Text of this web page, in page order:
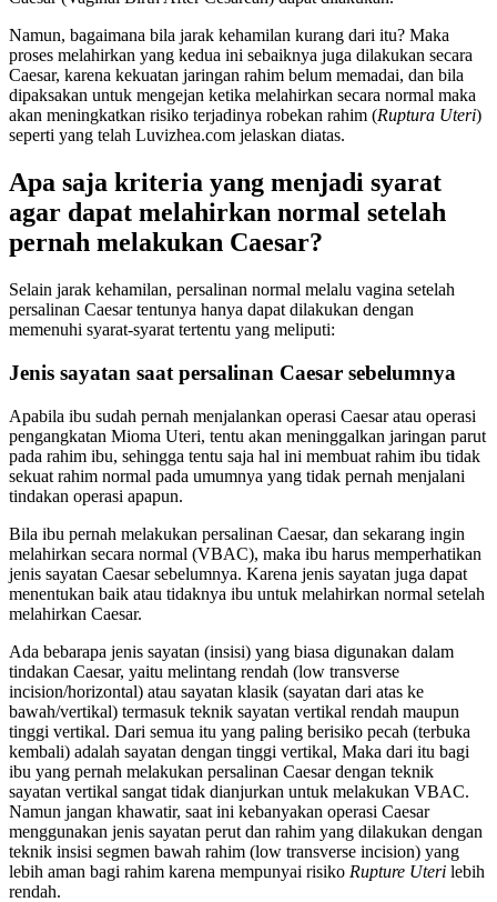
Namun, bagaimana bila jarak kehamilan kurang dari itu? Maka
proses melahirkan yang kedua ini sebaiknya juga dilakukan secara
Caesar, karena kekuatan jaringan rahim belum memadai, dan bila
dipaksakan untuk mengejan ketika melahirkan secara normal maka
akan meningkatkan risiko terjadinya robekan rahim (Ruptura Uteri)
seperti yang telah Luvizhea.com jelaskan diatas.
Apa saja kriteria yang menjadi syarat
agar dapat melahirkan normal setelah
pernah melakukan Caesar?
Selain jarak kehamilan, persalinan normal melalu vagina setelah
persalinan Caesar tentunya hanya dapat dilakukan dengan
memenuhi syarat-syarat tertentu yang meliputi:
Jenis sayatan saat persalinan Caesar sebelumnya
Apabila ibu sudah pernah menjalankan operasi Caesar atau operasi
pengangkatan Mioma Uteri, tentu akan meninggalkan jaringan parut
pada rahim ibu, sehingga tentu saja hal ini membuat rahim ibu tidak
sekuat rahim normal pada umumnya yang tidak pernah menjalani
tindakan operasi apapun.
Bila ibu pernah melakukan persalinan Caesar, dan sekarang ingin
melahirkan secara normal (VBAC), maka ibu harus memperhatikan
jenis sayatan Caesar sebelumnya. Karena jenis sayatan juga dapat
menentukan baik atau tidaknya ibu untuk melahirkan normal setelah
melahirkan Caesar.
Ada bebarapa jenis sayatan (insisi) yang biasa digunakan dalam
tindakan Caesar, yaitu melintang rendah (low transverse
incision/horizontal) atau sayatan klasik (sayatan dari atas ke
bawah/vertikal) termasuk teknik sayatan vertikal rendah maupun
tinggi vertikal. Dari semua itu yang paling berisiko pecah (terbuka
kembali) adalah sayatan dengan tinggi vertikal, Maka dari itu bagi
ibu yang pernah melakukan persalinan Caesar dengan teknik
sayatan vertikal sangat tidak dianjurkan untuk melakukan VBAC.
Namun jangan khawatir, saat ini kebanyakan operasi Caesar
menggunakan jenis sayatan perut dan rahim yang dilakukan dengan
teknik insisi segmen bawah rahim (low transverse incision) yang
lebih aman bagi rahim karena mempunyai risiko Rupture Uteri lebih
rendah.